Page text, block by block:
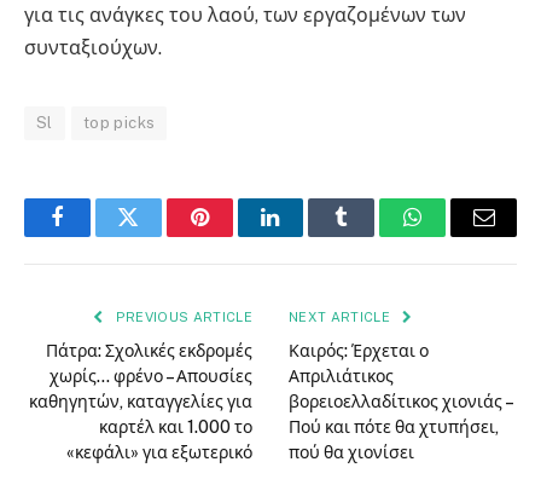
για τις ανάγκες του λαού, των εργαζομένων των
συνταξιούχων.
Sl top picks
FacebookTwitter PinterestLinkedInTumblr WhatsAppEmail
PREVIOUS ARTICLE
Πάτρα: Σχολικές εκδρομές
χωρίς… φρένο – Απουσίες
καθηγητών, καταγγελίες για
καρτέλ και 1.000 το
«κεφάλι» για εξωτερικό
NEXT ARTICLE
Καιρός: Έρχεται ο
Απριλιάτικος
βορειοελλαδίτικος χιονιάς –
Πού και πότε θα χτυπήσει,
πού θα χιονίσει